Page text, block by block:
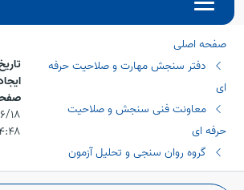
صفحه اصلی
دفتر سنجش مهارت و صلاحیت حرفه
ای
معاونت فنی سنجش و صلاحیت
حرفه ای
گروه روان سنجی و تحلیل آزمون